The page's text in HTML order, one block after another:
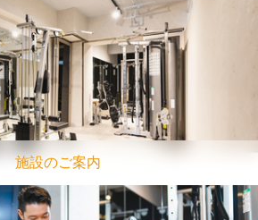
施設のご案内